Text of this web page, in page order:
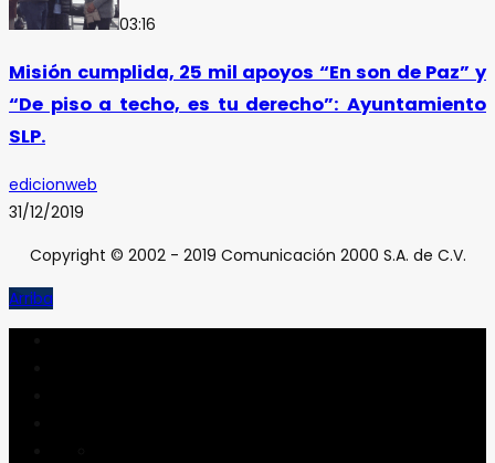
03:16
Misión cumplida, 25 mil apoyos “En son de Paz” y
“De piso a techo, es tu derecho”: Ayuntamiento
SLP.
edicionweb
31/12/2019
Copyright © 2002 - 2019 Comunicación 2000 S.A. de C.V.
Arriba